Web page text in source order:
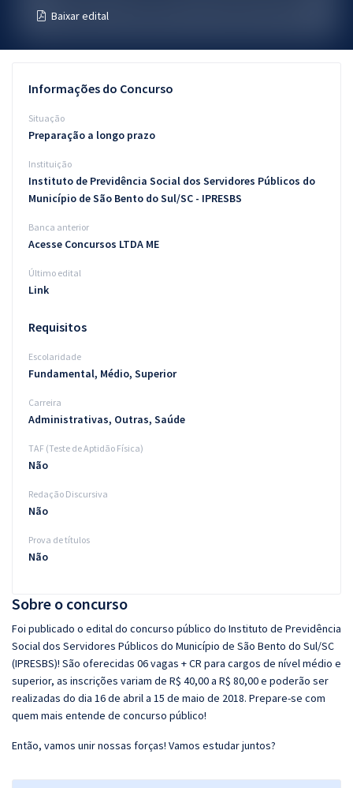
Blog
Atendimento
Baixar edital
Sobre o concurso
Foi publicado o edital do concurso público do Instituto de Previdência
Social dos Servidores Públicos do Município de São Bento do Sul/SC
(IPRESBS)! São oferecidas 06 vagas + CR para cargos de nível médio e
superior, as inscrições variam de R$ 40,00 a R$ 80,00 e poderão ser
realizadas do dia 16 de abril a 15 de maio de 2018. Prepare-se com
quem mais entende de concurso público!
Então, vamos unir nossas forças! Vamos estudar juntos?
Informações do Concurso
Situação
Preparação a longo prazo
Instituição
Instituto de Previdência Social dos Servidores Públicos do
Município de São Bento do Sul/SC - IPRESBS
Banca anterior
Acesse Concursos LTDA ME
Último edital
Link
Requisitos
Escolaridade
Fundamental, Médio, Superior
Carreira
Administrativas, Outras, Saúde
TAF (Teste de Aptidão Física)
Não
Redação Discursiva
Não
Prova de títulos
Não